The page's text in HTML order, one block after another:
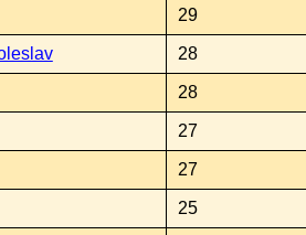
29
28
28
27
27
25